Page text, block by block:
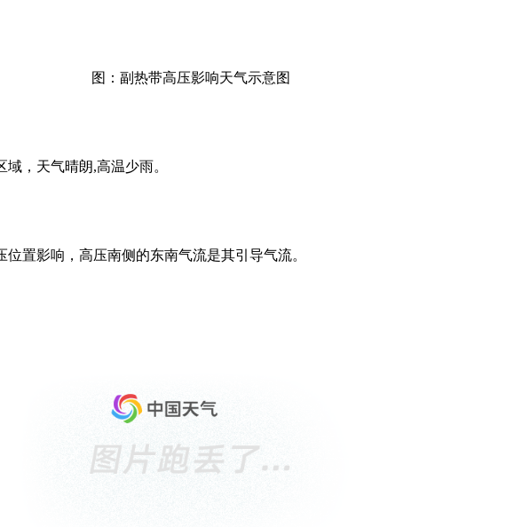
图：副热带高压影响天气示意图
，天气晴朗,高温少雨。
位置影响，高压南侧的东南气流是其引导气流。